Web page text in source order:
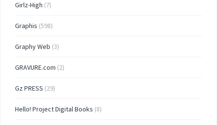
Girlz-High (7)
Graphis (598)
Graphy Web (3)
GRAVURE.com (2)
Gz PRESS (29)
Hello! Project Digital Books (8)